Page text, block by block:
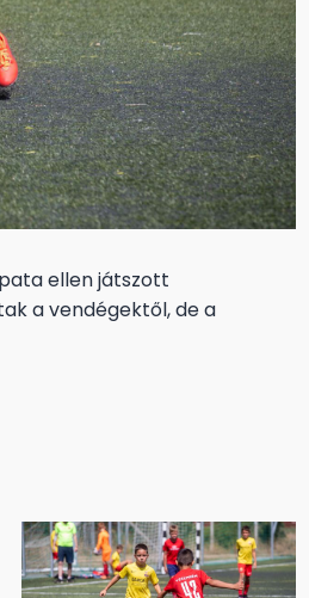
ellen játszott
a vendégektől, de a